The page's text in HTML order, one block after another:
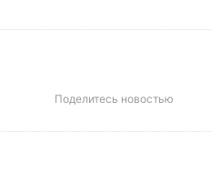
Поделитесь новостью